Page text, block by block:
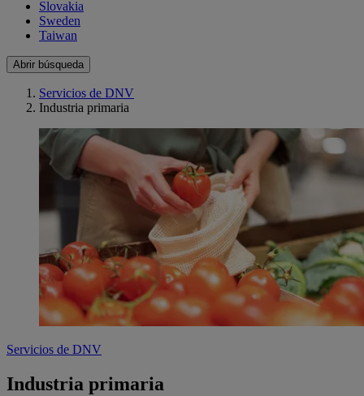
Slovakia
Sweden
Taiwan
Abrir búsqueda
Servicios de DNV
Industria primaria
Servicios de DNV
Industria primaria